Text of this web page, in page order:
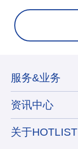
服务&业务
资讯中心
关于HOTLIST